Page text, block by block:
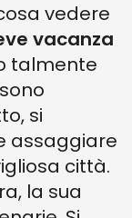
CITTÀ,
CITTÀ
vedere
vacanza
talmente
si
assaggiare
città.
la sua